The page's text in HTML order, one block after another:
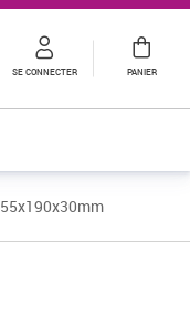
SE CONNECTER PANIER